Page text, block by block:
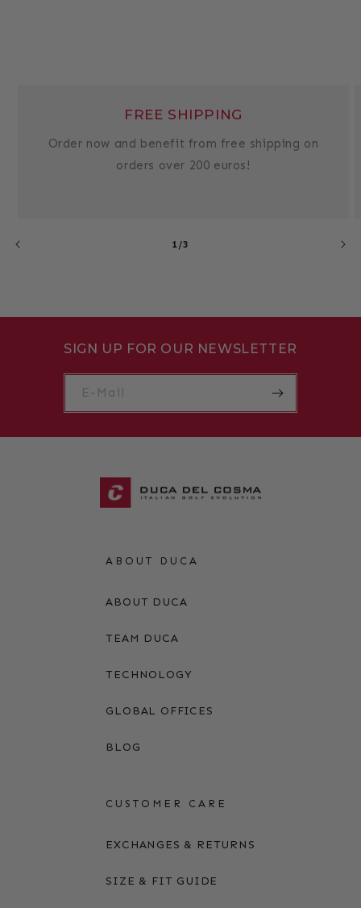
FREE SHIPPING
Order now and benefit from free shipping on
orders over 200 euros!
1/von
3
SIGN UP FOR OUR NEWSLETTER
E-Mail
ABOUT DUCA
ABOUT DUCA
TEAM DUCA
TECHNOLOGY
GLOBAL OFFICES
BLOG
CUSTOMER CARE
EXCHANGES & RETURNS
SIZE & FIT GUIDE